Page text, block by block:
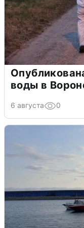
воды в
6 августа 0